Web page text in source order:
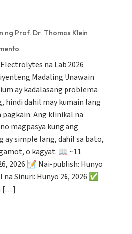
ng Prof. Dr. Thomas Klein
na Lab 2026
Madaling Unawain
ay kadalasang problema
hindi dahil may kumain lang
Ang klinikal na
magpasya kung ang
ay simple lang, dahil sa bato,
o kagyat. 📖 ~11
2026 📝 Nai-publish: Hunyo
na Sinuri: Hunyo 26, 2026 ✅
[…]